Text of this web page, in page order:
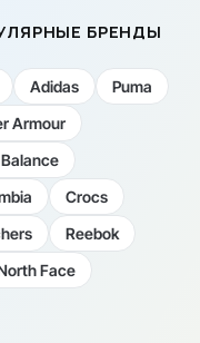
БРЕНДЫ
Adidas
Puma
Armour
Crocs
Reebok
Face